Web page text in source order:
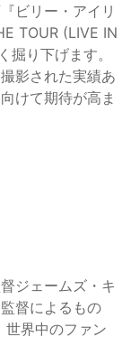
ビリー・アイリ
TOUR (LIVE IN
り下げます。
影された実績あ
けて期待が高ま
ジェームズ・キ
督によるもの
世界中のファン